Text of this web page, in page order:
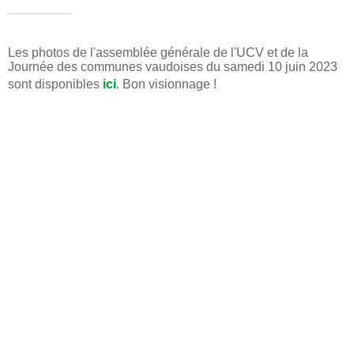
Les photos de l'assemblée générale de l'UCV et de la
Journée des communes vaudoises du samedi 10 juin 2023
sont disponibles ici. Bon visionnage !